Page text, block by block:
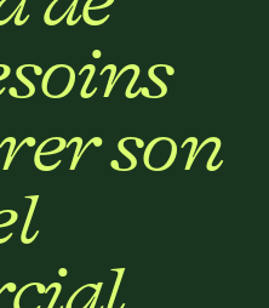
soins
erson
l
cial